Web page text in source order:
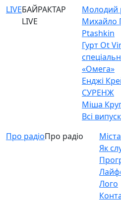
LIVEБАЙРАКТАР
LIVE
Молодий
Михайло
Ptashkin
Гурт Ot
«Омега»
Енджі
СУРЕНЖ
Міша
Всі
Про радіоПро радіо
Як
Лого